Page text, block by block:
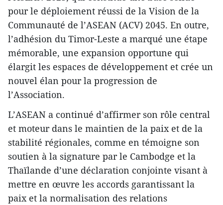
pour le déploiement réussi de la Vision de la
Communauté de l’ASEAN (ACV) 2045. En outre,
l’adhésion du Timor-Leste a marqué une étape
mémorable, une expansion opportune qui
élargit les espaces de développement et crée un
nouvel élan pour la progression de
l’Association.
L’ASEAN a continué d’affirmer son rôle central
et moteur dans le maintien de la paix et de la
stabilité régionales, comme en témoigne son
soutien à la signature par le Cambodge et la
Thaïlande d’une déclaration conjointe visant à
mettre en œuvre les accords garantissant la
paix et la normalisation des relations